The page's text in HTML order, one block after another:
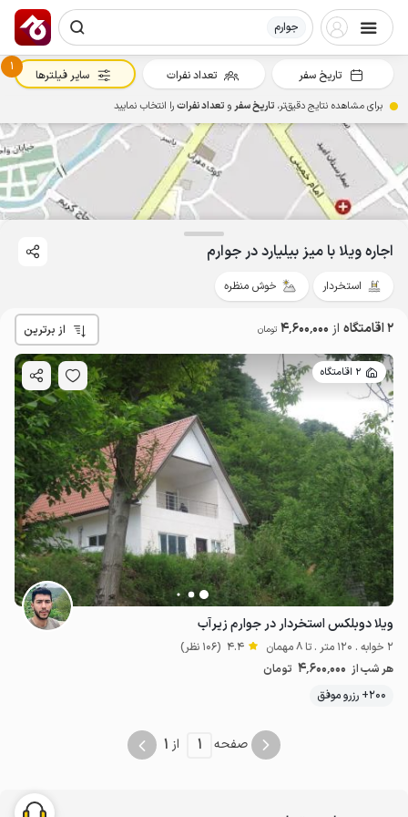
جوارم
4.6 میلیون ت 4.4
اجاره ویلا با میز بیلیارد در جوارم
استخردار خوش منظره
2 اقامتگاه از 4٬600٬000 تومان از برترین
2 اقامتگاه
ویلا دوبلکس استخردار در جوارم زیرآب
2 خوابه . 120 متر . تا 8 مهمان 4.4 (106 نظر)
هر شب از 4٬600٬000 تومان
200+ رزرو موفق
صفحه 1 از 1
تاریخ سفر تعداد نفرات
1
سایر فیلترها
برای مشاهده نتایج دقیق‌تر، تاریخ سفرو تعداد نفراترا انتخاب نمایید